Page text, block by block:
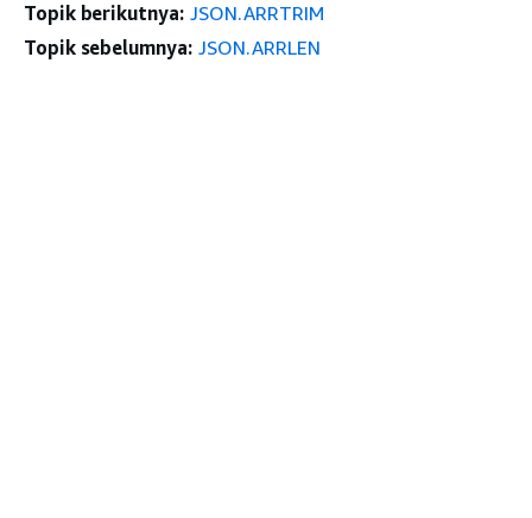
Topik berikutnya: JSON.ARRTRIM
Topik sebelumnya: JSON.ARRLEN